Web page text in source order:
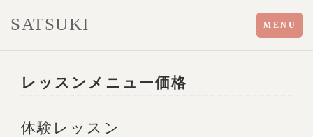
Toggle
navigation
MENU
SATSUKI
レッスンメニュー価格
体験レッスン